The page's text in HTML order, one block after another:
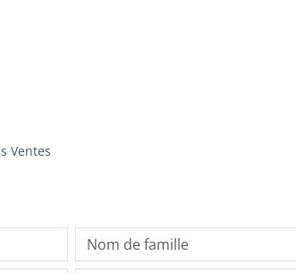
Ventes